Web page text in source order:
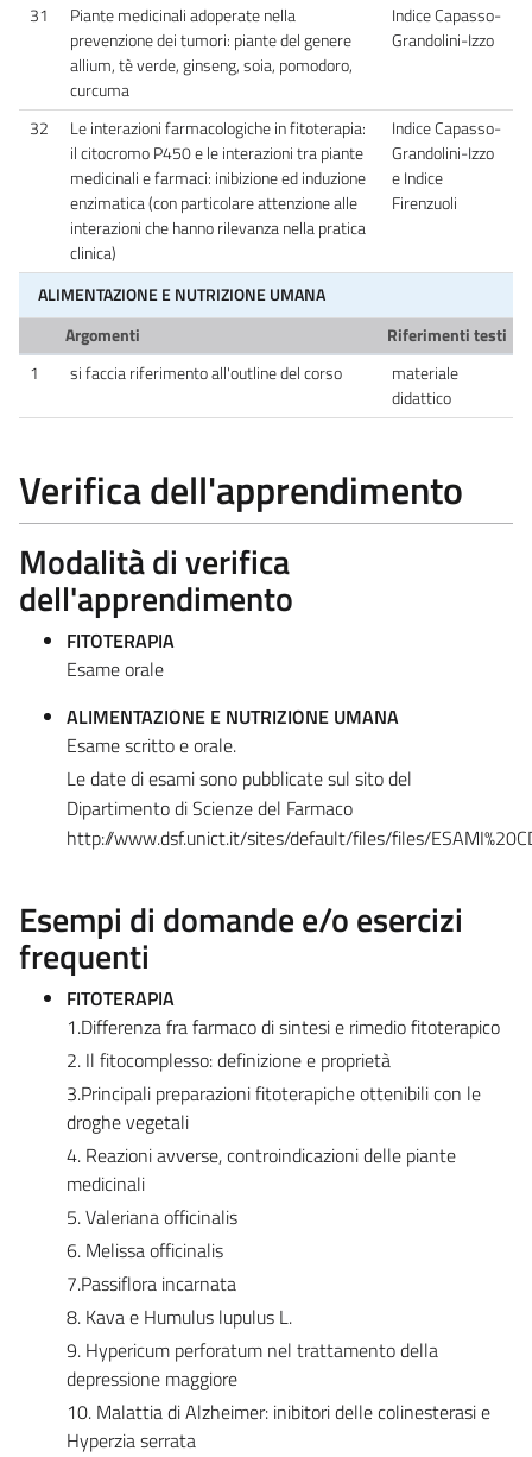
31
Piante medicinali adoperate nella
prevenzione dei tumori: piante del genere
allium, tè verde, ginseng, soia, pomodoro,
curcuma
Indice Capasso-
Grandolini-Izzo
32
Le interazioni farmacologiche in fitoterapia:
il citocromo P450 e le interazioni tra piante
medicinali e farmaci: inibizione ed induzione
enzimatica (con particolare attenzione alle
interazioni che hanno rilevanza nella pratica
clinica)
Indice Capasso-
Grandolini-Izzo
e Indice
Firenzuoli
ALIMENTAZIONE E NUTRIZIONE UMANA
Argomenti
Riferimenti testi
1
si faccia riferimento all'outline del corso
materiale
didattico
Verifica dell'apprendimento
Modalità di verifica
dell'apprendimento
FITOTERAPIA
Esame orale
ALIMENTAZIONE E NUTRIZIONE UMANA
Esame scritto e orale.
Le date di esami sono pubblicate sul sito del
Dipartimento di Scienze del Farmaco
http://www.dsf.unict.it/sites/default/files/files/
Esempi di domande e/o esercizi
frequenti
FITOTERAPIA
1.Differenza fra farmaco di sintesi e rimedio fitoterapico
2. Il fitocomplesso: definizione e proprietà
3.Principali preparazioni fitoterapiche ottenibili con le
droghe vegetali
4. Reazioni avverse, controindicazioni delle piante
medicinali
5. Valeriana officinalis
6. Melissa officinalis
7.Passiflora incarnata
8. Kava e Humulus lupulus L.
9. Hypericum perforatum nel trattamento della
depressione maggiore
10. Malattia di Alzheimer: inibitori delle colinesterasi e
Hyperzia serrata